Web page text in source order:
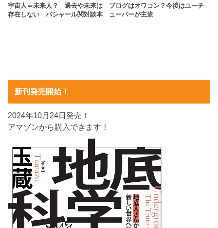
宇宙人＝未来人？ 過去や未来は
存在しない バシャール関対談本
ブログはオワコン？今後はユーチ
ューバーが主流
新刊発売開始！
2024年10月24日発売！
アマゾンから購入できます！